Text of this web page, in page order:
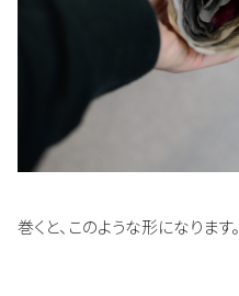
巻くと、このような形になります。